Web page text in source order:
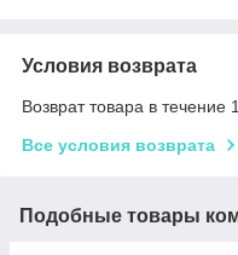
Условия возврата
Возврат товара в течение
Все условия возврата
Подобные товары